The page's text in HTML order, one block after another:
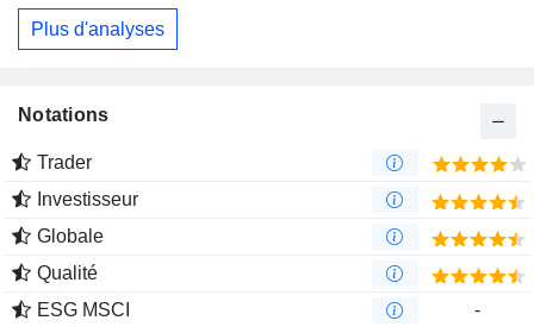
Plus d'analyses
Notations
Trader
Investisseur
Globale
Qualité
ESG MSCI
-